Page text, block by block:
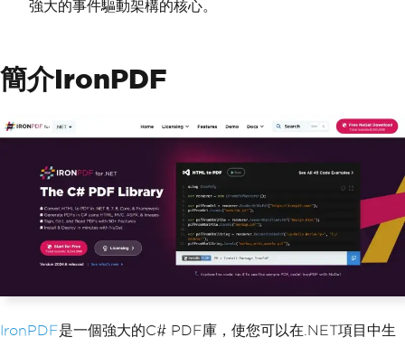
強大的事件驅動架構的核心。
簡介IronPDF
IronPDF是一個強大的C# PDF庫，使您可以在.NET項目中生